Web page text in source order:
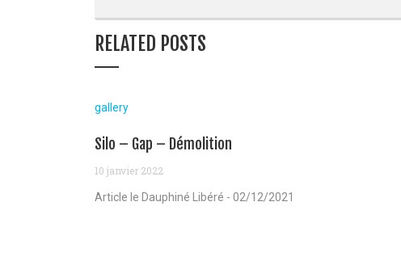
RELATED POSTS
gallery
Silo – Gap – Démolition
10 janvier 2022
Article le Dauphiné Libéré - 02/12/2021